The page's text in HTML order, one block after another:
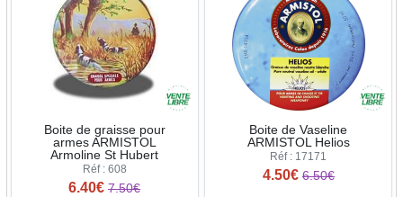
Boite de graisse pour
armes ARMISTOL
Armoline St Hubert
Réf : 608
6.40€ 7.50€
Boite de Vaseline
ARMISTOL Helios
Réf : 17171
4.50€ 6.50€